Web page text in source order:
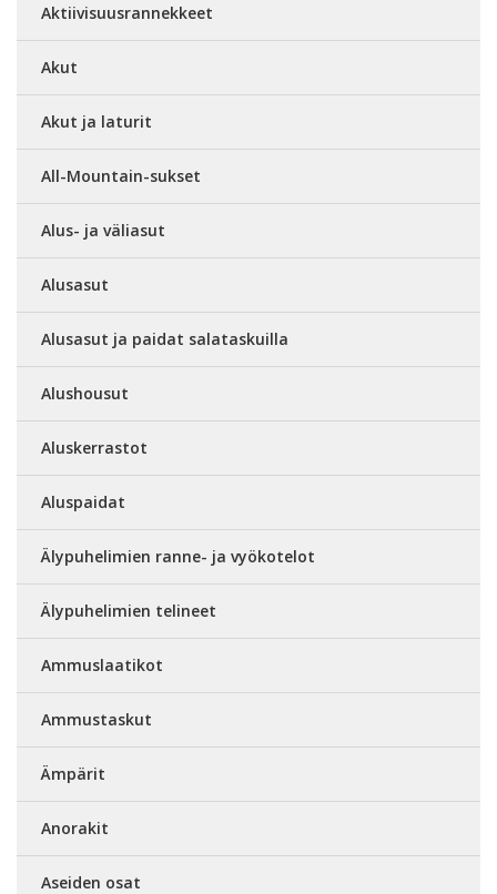
Aktiivisuusrannekkeet
Akut
Akut ja laturit
All-Mountain-sukset
Alus- ja väliasut
Alusasut
Alusasut ja paidat salataskuilla
Alushousut
Aluskerrastot
Aluspaidat
Älypuhelimien ranne- ja vyökotelot
Älypuhelimien telineet
Ammuslaatikot
Ammustaskut
Ämpärit
Anorakit
Aseiden osat